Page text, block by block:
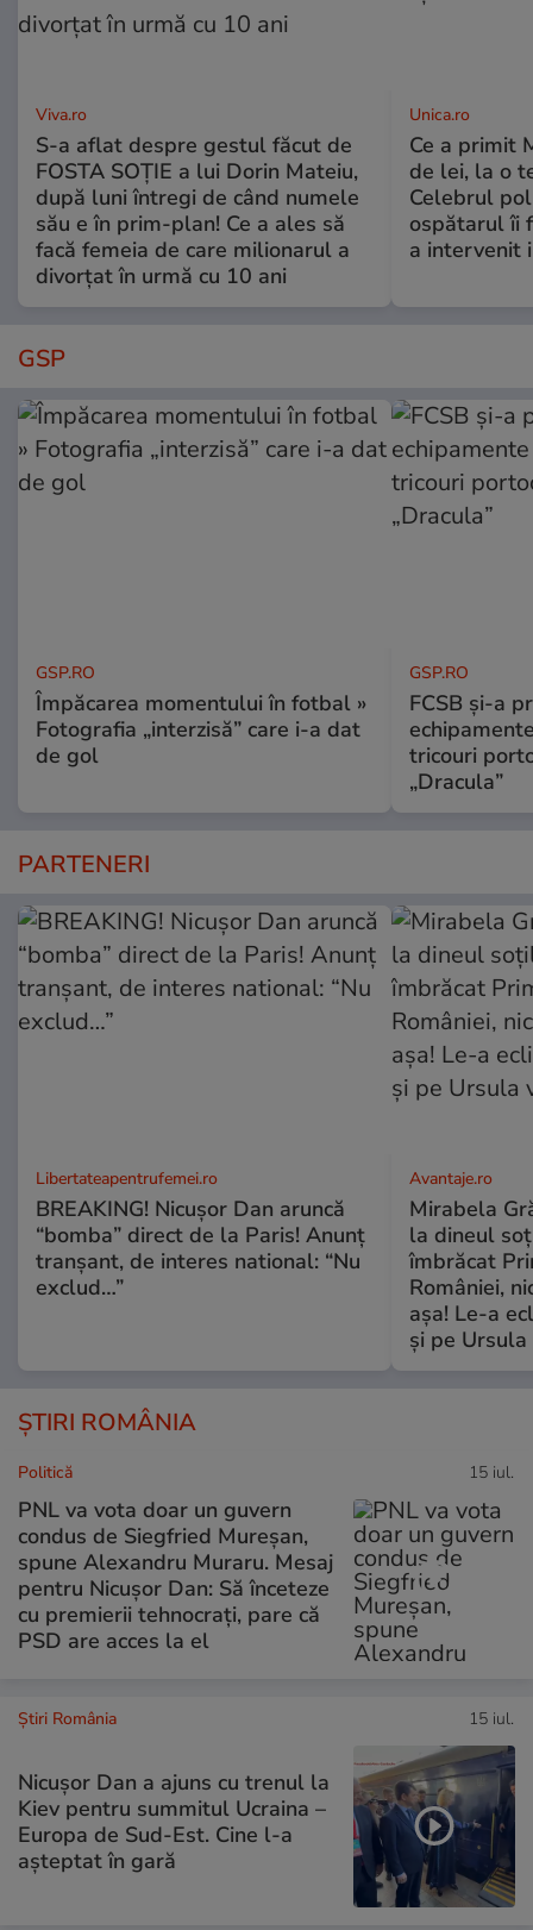
Viva.ro
S-a aflat despre gestul făcut de
FOSTA SOȚIE a lui Dorin Mateiu,
după luni întregi de când numele
său e în prim-plan! Ce a ales să
facă femeia de care milionarul a
divorțat în urmă cu 10 ani
Unica.ro
Ce a primit
de lei, la o
Celebrul
ospătarul îi
a intervenit
GSP
GSP.RO
Împăcarea momentului în fotbal »
Fotografia „interzisă” care i-a dat
de gol
GSP.RO
FCSB și-a
tricouri
„Dracula”
PARTENERI
Libertateapentrufemei.ro
BREAKING! Nicușor Dan aruncă
“bomba” direct de la Paris! Anunț
tranșant, de interes national: “Nu
exclud…”
Avantaje.ro
Mirabela
la dineul
îmbrăcat
României,
așa! Le-a
și pe
ȘTIRI ROMÂNIA
Politică 15 iul.
PNL va vota doar un guvern
condus de Siegfried Mureșan,
spune Alexandru Muraru. Mesaj
pentru Nicușor Dan: Să înceteze
cu premierii tehnocrați, pare că
PSD are acces la el
Știri România 15 iul.
Nicușor Dan a ajuns cu trenul la
Kiev pentru summitul Ucraina –
Europa de Sud-Est. Cine l-a
așteptat în gară